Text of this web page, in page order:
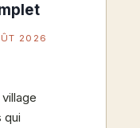
2026
qui